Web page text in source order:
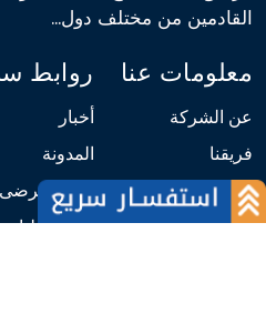
القادمين من مختلف دول...
معلومات عنا
عن الشركة
فريقنا
لماذا نحن
المرضى الاجانب
روابط
أخبار
المدونة
كلام المرضى
كلام الاطباء